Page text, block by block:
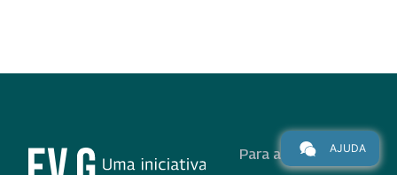
Para alunos
AJUDA